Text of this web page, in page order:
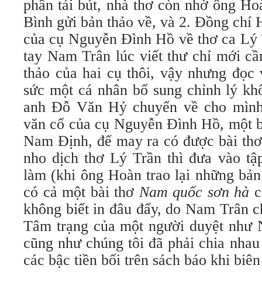
phần tái bút, nhà thơ còn nhờ ông
Bình gửi bản thảo về, và 2. Đồng chí
của cụ Nguyễn Đình Hồ về thơ ca Lý
tay Nam Trân lúc viết thư chỉ mới
thảo của hai cụ thôi, vậy nhưng đọc
sức một cá nhân bổ sung chỉnh lý
anh Đỗ Văn Hỷ chuyển về cho
văn cổ của cụ Nguyễn Đình Hồ, một
Nam Định, để may ra có được bài
nho dịch thơ Lý Trần thì đưa vào
làm (khi ông Hoàn trao lại những
có cả một bài thơ Nam quốc sơn hà
không biết in đâu đấy, do Nam Trân
Tâm trạng của một người duyệt như
cũng như chúng tôi đã phải chia
các bậc tiền bối trên sách báo khi